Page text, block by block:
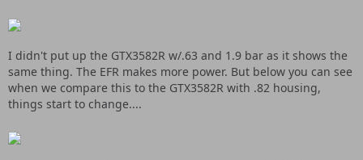
I didn't put up the GTX3582R w/.63 and 1.9 bar as it shows the
same thing. The EFR makes more power. But below you can see
when we compare this to the GTX3582R with .82 housing,
things start to change....